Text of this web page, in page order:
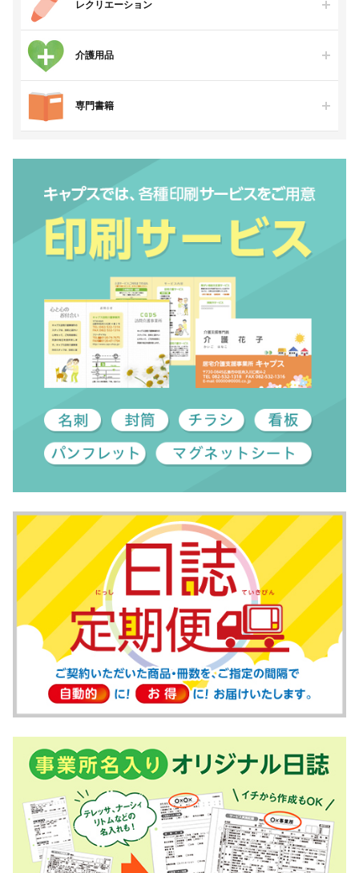
レクリエーション
介護用品
専門書籍